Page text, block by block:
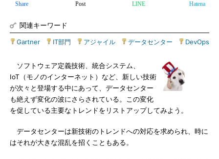
Share Post LINE Hatena
関連キーワード
Gartner IT部門 アジャイル データセンター DevOps
ソフトウェア定義技術、統合システム、
IoT（モノのインターネット）など、新しい技術
が次々と登場する中にあって、データセンター
も絶えず変化の波にさらされている。この変化
を促している主要なトレンドをリストアップしてみよう。
データセンターは新技術のトレンドへの対応を求められ、時に
はそれが大きな混乱を招くこともある。